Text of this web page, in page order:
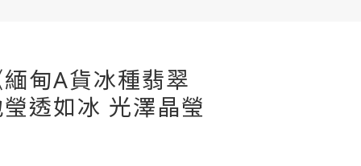
甸A貨冰種翡翠
透如冰 光澤晶瑩